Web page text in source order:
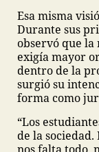
Esa misma
Durante sus
observó que
exigía mayor
dentro de la
surgió su
forma como
“Los
de la